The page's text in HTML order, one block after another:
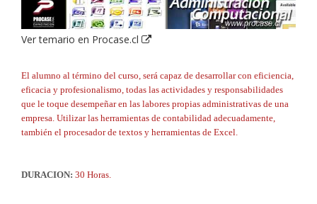
Ver temario en Procase.cl
El alumno al término del curso, será capaz de desarrollar con eficiencia,
eficacia y profesionalismo, todas las actividades y responsabilidades
que le toque desempeñar en las labores propias administrativas de una
empresa. Utilizar las herramientas de contabilidad adecuadamente,
también el procesador de textos y herramientas de Excel.
DURACION: 30 Horas.